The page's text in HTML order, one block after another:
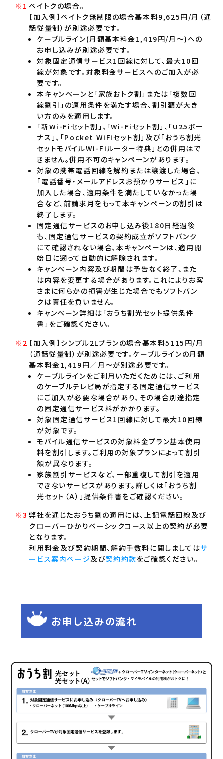
ペイトクの場合。
【加入例】ペイトク無制限の場合基本料9,625円/月（通
話従量制）が別途必要です。
ケーブルライン(月額基本料金1,419円/月～)への
お申し込みが別途必要です。
対象固定通信サービス1回線に対して、最大10回
線が対象です。対象料金サービスへのご加入が必
要です。
本キャンペーンと「家族おトク割」または「複数回
線割引」の適用条件を満たす場合、割引額が大き
い方のみを適用します。
「新Wi-Fiセット割」、「Wi-Fiセット割」、「U25ボー
ナス」、「Pocket WiFiセット割」及び「おうち割光
セットモバイルWi-Fiルーター特典」との併用はで
きません。併用不可のキャンペーンがあります。
対象の携帯電話回線を解約または譲渡した場合、
「電話番号・メールアドレスお預かりサービス」に
加入した場合、適用条件を満たしていなかった場
合など、前請求月をもって本キャンペーンの割引は
終了します。
固定通信サービスのお申し込み後180日経過後
も、固定通信サービスの契約成立がソフトバンク
にて確認されない場合、本キャンペーンは、適用開
始日に遡って自動的に解除されます。
キャンペーン内容及び期間は予告なく終了、また
は内容を変更する場合があります。これによりお客
さまに何らかの損害が生じた場合でもソフトバン
クは責任を負いません。
キャンペーン詳細は「おうち割光セット提供条件
書」をご確認ください。
【加入例】シンプル2Lプランの場合基本料5115円/月
（通話従量制）が別途必要です。ケーブルラインの月額
基本料金1,419円／月～が別途必要です。
ケーブルラインをご利用いただくためには、ご利用
のケーブルテレビ局が指定する固定通信サービス
にご加入が必要な場合があり、その場合別途指定
の固定通信サービス料がかかります。
対象固定通信サービス1回線に対して最大10回線
が対象です。
モバイル通信サービスの対象料金プラン基本使用
料を割引します。ご利用の対象プランによって割引
額が異なります。
家族割引サービスなど、一部重複して割引を適用
できないサービスがあります。詳しくは「おうち割
光セット（Ａ）」提供条件書をご確認ください。
弊社を通じたおうち割の適用には、上記電話回線及び
クローバーひかりベーシックコース以上の契約が必要
となります。
利用料金及び契約期間、解約手数料に関しましてはサ
ービス案内ページ及び契約約款をご確認ください。
お申し込みの流れ